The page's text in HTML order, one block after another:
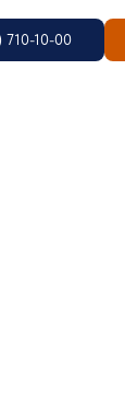
710-10-00